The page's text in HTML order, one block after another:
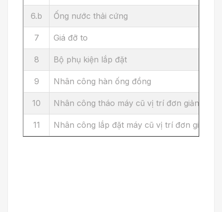
6.b Ống nước thải cứng
7 Giá đỡ to
8 Bộ phụ kiện lắp đặt
9 Nhân công hàn ống đồng
10 Nhân công tháo máy cũ vị trí đơn giản
11 Nhân công lắp đặt máy cũ vị trí đơn giản